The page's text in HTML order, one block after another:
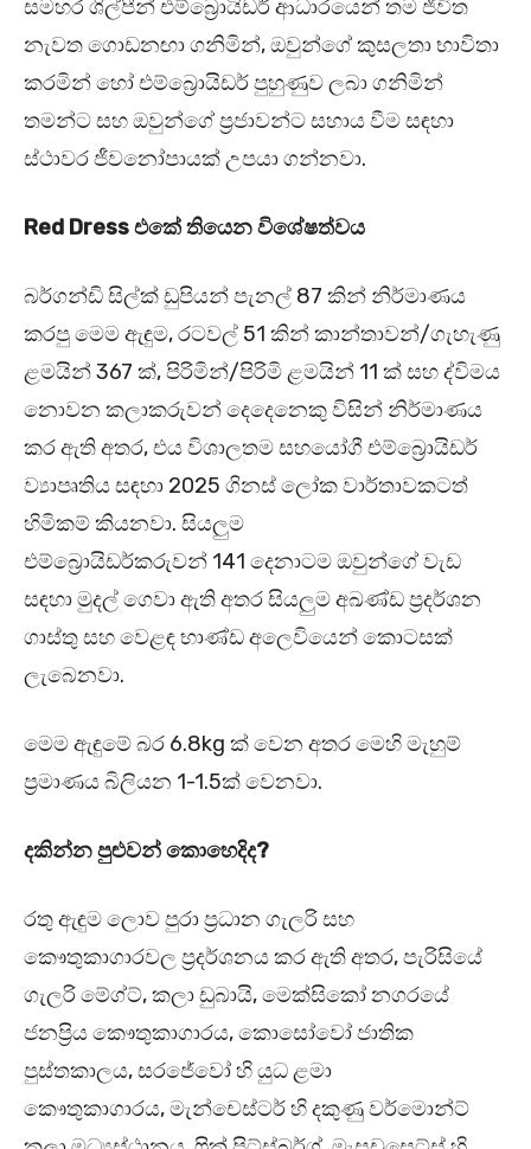
සමහර ශිල්පීන් එම්බ්‍රොයිඩර් ආධාරයෙන් තම ජීවිත
නැවත ගොඩනඟා ගනිමින්, ඔවුන්ගේ කුසලතා භාවිතා
කරමින් හෝ එම්බ්‍රොයිඩර් පුහුණුව ලබා ගනිමින්
තමන්ට සහ ඔවුන්ගේ ප්‍රජාවන්ට සහාය වීම සඳහා
ස්ථාවර ජීවනෝපායක් උපයා ගන්නවා.
Red Dressඑකේ තියෙන විශේෂත්වය
බර්ගන්ඩි සිල්ක් ඩුපියන් පැනල් 87 කින් නිර්මාණය
කරපු මෙම ඇඳුම, රටවල් 51 කින් කාන්තාවන්/ගැහැණු
ළමයින් 367 ක්, පිරිමින්/පිරිමි ළමයින් 11 ක් සහ ද්විමය
නොවන කලාකරුවන් දෙදෙනෙකු විසින් නිර්මාණය
කර ඇති අතර, එය විශාලතම සහයෝගී එම්බ්‍රොයිඩර්
ව්‍යාපෘතිය සඳහා 2025 ගිනස් ලෝක වාර්තාවකටත්
හිමිකම් කියනවා. සියලුම
එම්බ්‍රොයිඩර්කරුවන් 141 දෙනාටම ඔවුන්ගේ වැඩ
සඳහා මුදල් ගෙවා ඇති අතර සියලුම අඛණ්ඩ ප්‍රදර්ශන
ගාස්තු සහ වෙළඳ භාණ්ඩ අලෙවියෙන් කොටසක්
ලැබෙනවා.
මෙම ඇඳුමේ බර 6.8kg ක් වෙන අතර මෙහි මැහුම්
ප්‍රමාණය බිලියන 1-1.5ක් වෙනවා.
දකින්න පුළුවන් කොහෙදිද?
රතු ඇඳුම ලොව පුරා ප්‍රධාන ගැලරි සහ
කෞතුකාගාරවල ප්‍රදර්ශනය කර ඇති අතර, පැරිසියේ
ගැලරි මේග්ට්, කලා ඩුබායි, මෙක්සිකෝ නගරයේ
ජනප්‍රිය කෞතුකාගාරය, කොසෝවෝ ජාතික
පුස්තකාලය, සරජේවෝ හි යුධ ළමා
කෞතුකාගාරය, මැන්චෙස්ටර් හි දකුණු වර්මොන්ට්